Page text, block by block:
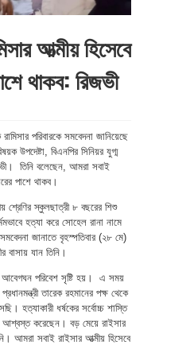
আত্মীয় হিসেবে
থাকব: রিজভী
পরিবারকে সমবেদনা জানিয়েছে
উপদেষ্টা, বিএনপির সিনিয়র যুগ্ম
তিনি বলেছেন, আমরা সবাই
পাশে থাকব।
শ্রেণির স্কুলছাত্রী ৮ বছরের শিশু
হত্যা করে সোহেল রানা নামে
জানাতে বৃহস্পতিবার (২৮ মে)
বাসায় যান তিনি।
আবেগঘন পরিবেশ সৃষ্টি হয়। এ সময়
তারেক রহমানের পক্ষ থেকে
হত্যাকারী ধর্ষকের সর্বোচ্চ শাস্তি
আশ্বস্ত করেছেন। বড় মেয়ে রাইসার
আমরা সবাই রাইসার আত্মীয় হিসেবে